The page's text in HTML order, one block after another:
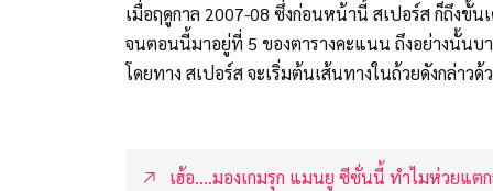
เมื่อฤดูกาล 2007-08 ซึ่งก่อนหน้านี้ สเปอร์ส ก็ถึงขั้
จนตอนนี้มาอยู่ที่ 5 ของตารางคะแนน ถึงอย่างนั้นบ
โดยทาง สเปอร์ส จะเริ่มต้นเส้นทางในถ้วยดังกล่าว
เฮ้อ....มองเกมรุก แมนยู ซีซั่นนี้ ทำไมห่วยแต